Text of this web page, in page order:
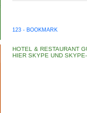
123 - BOOKMARK
HOTEL & RESTAURANT
HIER SKYPE UND